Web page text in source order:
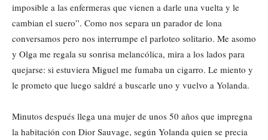
imposible a las enfermeras que vienen a darle una vuelta y le
cambian el suero”. Como nos separa un parador de lona
conversamos pero nos interrumpe el parloteo solitario. Me asomo
y Olga me regala su sonrisa melancólica, mira a los lados para
quejarse: si estuviera Miguel me fumaba un cigarro. Le miento y
le prometo que luego saldré a buscarle uno y vuelvo a Yolanda.
Minutos después llega una mujer de unos 50 años que impregna
la habitación con Dior Sauvage, según Yolanda quien se precia